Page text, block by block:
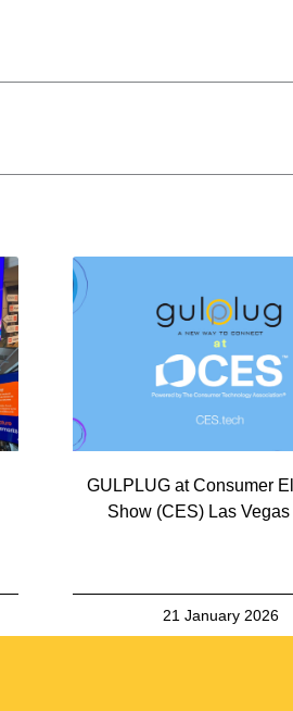
GULPLUG at Consumer
Show (CES) Las
21 January 2026